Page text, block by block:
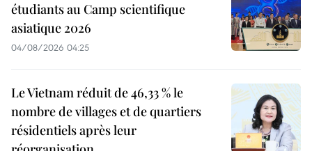
étudiants au Camp scientifique
asiatique 2026
04/08/2026 04:25
Le Vietnam réduit de 46,33 % le
nombre de villages et de quartiers
résidentiels après leur